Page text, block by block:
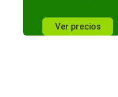
Ver precios